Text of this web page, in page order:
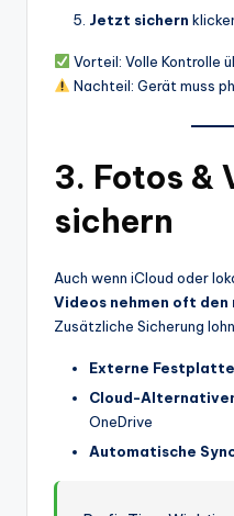
Jetzt sichern
Vorteil: Volle Kontrolle
Nachteil: Gerät muss
3. Fotos &
sichern
Auch wenn iCloud oder
Videos nehmen oft
Zusätzliche Sicherung
Externe
Cloud-
OneDrive
Automatische